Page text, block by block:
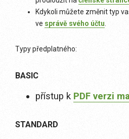
Kdykoli můžete změnit typ
ve správě svého účtu
Typy předplatného:
BASIC
přístup k PDF verzi
STANDARD